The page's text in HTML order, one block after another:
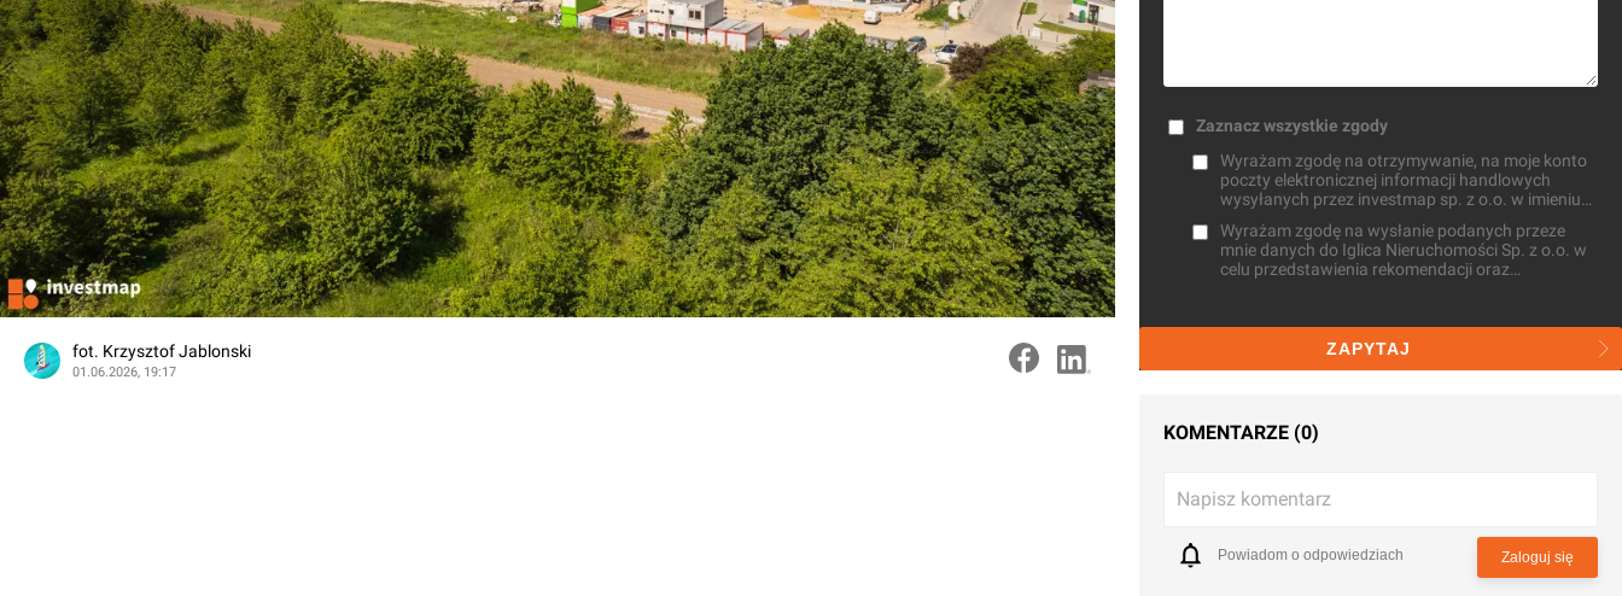
fot. Krzysztof Jablonski
01.06.2026, 19:17
Zaznacz wszystkie zgody
Wyrażam zgodę na otrzymywanie, na moje konto
poczty elektronicznej informacji handlowych
wysyłanych przez investmap sp. z o.o. w imieniu
Wyrażam zgodę na wysłanie podanych przeze
mnie danych do Iglica Nieruchomości Sp. z o.o. w
celu przedstawienia rekomendacji oraz
ZAPYTAJ
KOMENTARZE (0)
Napisz komentarz
Powiadom o odpowiedziach Zaloguj się